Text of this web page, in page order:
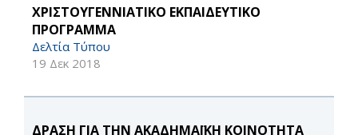
ΧΡΙΣΤΟΥΓΕΝΝΙΑΤΙΚΟ ΕΚΠΑΙΔΕΥΤΙΚΟ
ΠΡΟΓΡΑΜΜΑ
Δελτία Τύπου
19 Δεκ 2018
ΔΡΑΣΗ ΓΙΑ ΤΗΝ ΑΚΑΔΗΜΑΪΚΗ ΚΟΙΝΟΤΗΤΑ